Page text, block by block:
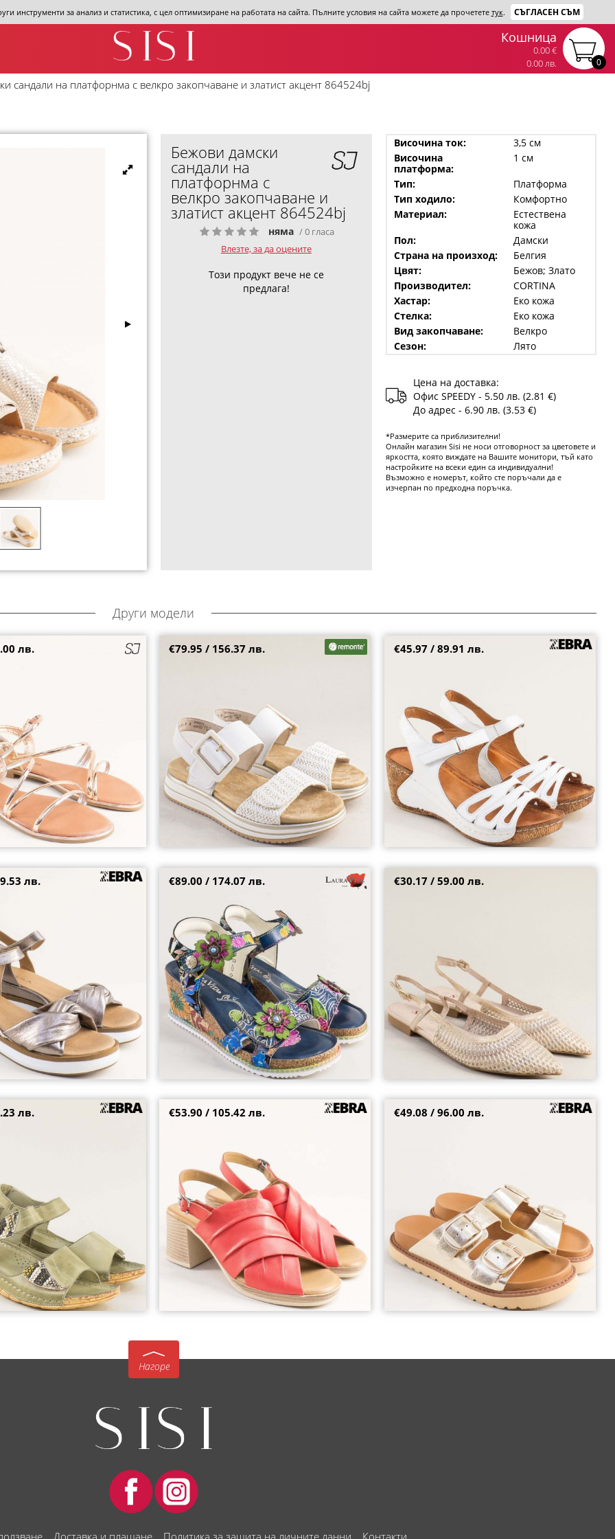
инструменти за анализ и статистика, с цел оптимизиране на работата на сайта. Пълните условия на сайта можете да прочетете тук. СЪГЛАСЕН СЪМ
0
Кошница
0.00 €
0.00 лв.
сандали на платфорнма с велкро закопчаване и златист акцент 864524bj
Бежови дамски
сандали на
платфорнма с
велкро закопчаване и
златист акцент 864524bj
няма / 0 гласа
Влезте, за да оцените
Този продукт вече не се
предлага!
Височина ток:
3,5 см
Височина
платформа:
1 см
Тип:
Платформа
Тип ходило:
Комфортно
Материал:
Естествена
кожа
Пол:
Дамски
Страна на произход:
Белгия
Цвят:
Бежов; Злато
Производител:
CORTINA
Хастар:
Еко кожа
Стелка:
Еко кожа
Вид закопчаване:
Велкро
Сезон:
Лято
Цена на доставка:
Офис SPEEDY - 5.50 лв. (2.81 €)
До адрес - 6.90 лв. (3.53 €)
*Размерите са приблизителни!
Онлайн магазин Sisi не носи отговорност за цветовете и
яркостта, която виждате на Вашите монитори, тъй като
настройките на всеки един са индивидуални!
Възможно е номерът, който сте поръчали да е
изчерпан по предходна поръчка.
Други модели
с нежни златни кайшки
лв.
REMONTE кожени сандали в бял цвят с
€79.95 / 156.37 лв.
Дамски сандали Zebra в бял цвят на клин
€45.97 / 89.91 лв.
дамски сандали в цвят бронз
лв.
Цветни дамски сандали LAURA VITA с
€89.00 / 174.07 лв.
Атрактивни дамски сандали със затворени
€30.17 / 59.00 лв.
лв.
Фешън дамски сандали естествена кожа в
38 39
€53.90 / 105.42 лв.
Естествена кожа дамски чехли в златен цвят
€49.08 / 96.00 лв.
Нагоре
Доставка и плащане Политика за защита на личните данни Контакти